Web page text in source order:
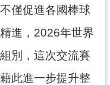
僅促進各國棒球
進，2026年世界
別，這次交流賽
此進一步提升整